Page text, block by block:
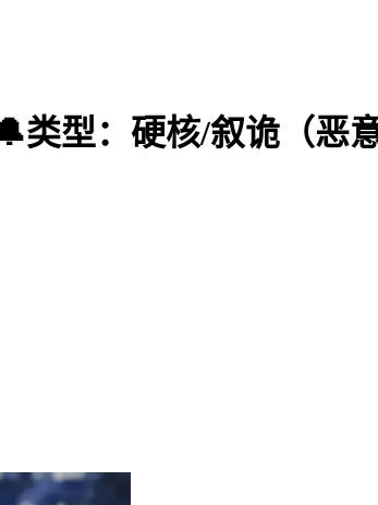
类型：硬核/叙诡（恶